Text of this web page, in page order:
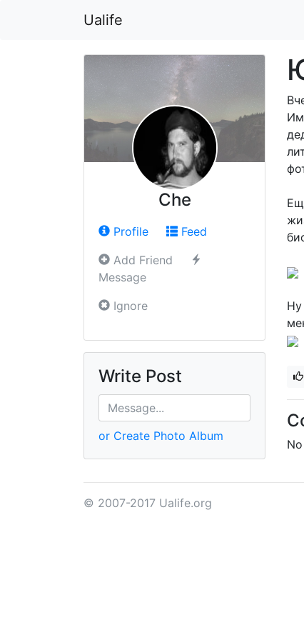
Ualife
Che
Profile
Feed
Add Friend
Message
Ignore
Write Post
or Create Photo Album
Ну
© 2007-2017 Ualife.org